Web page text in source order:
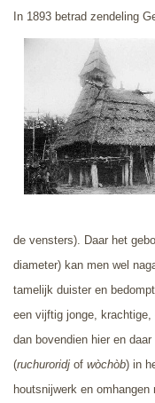
In 1893 betrad zendeling
de vensters). Daar het
diameter) kan men wel
tamelijk duister en
een vijftig jonge,
dan bovendien hier en
(ruchuroridj of wòchòb) in
houtsnijwerk en